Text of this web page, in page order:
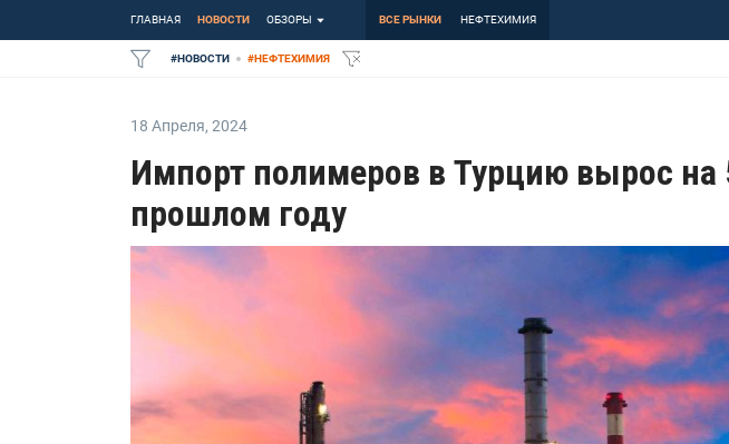
ГЛАВНАЯ НОВОСТИ ОБЗОРЫ ВСЕ РЫНКИ НЕФТЕХИМИЯ
#НОВОСТИ #НЕФТЕХИМИЯ
18 Апреля, 2024
Импорт полимеров в Турцию вырос на
прошлом году